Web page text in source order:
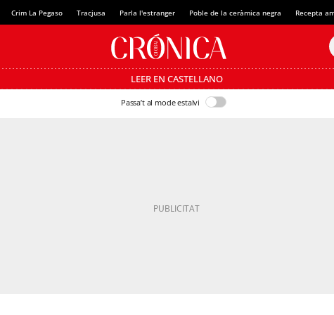
Crim La Pegaso Tracjusa Parla l'estranger Poble de la ceràmica negra Recepta
LEER EN CASTELLANO
Passa’t al mode estalvi